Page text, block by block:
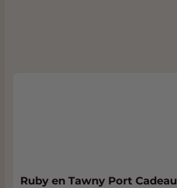
Ruby en Tawny Port Cadeau